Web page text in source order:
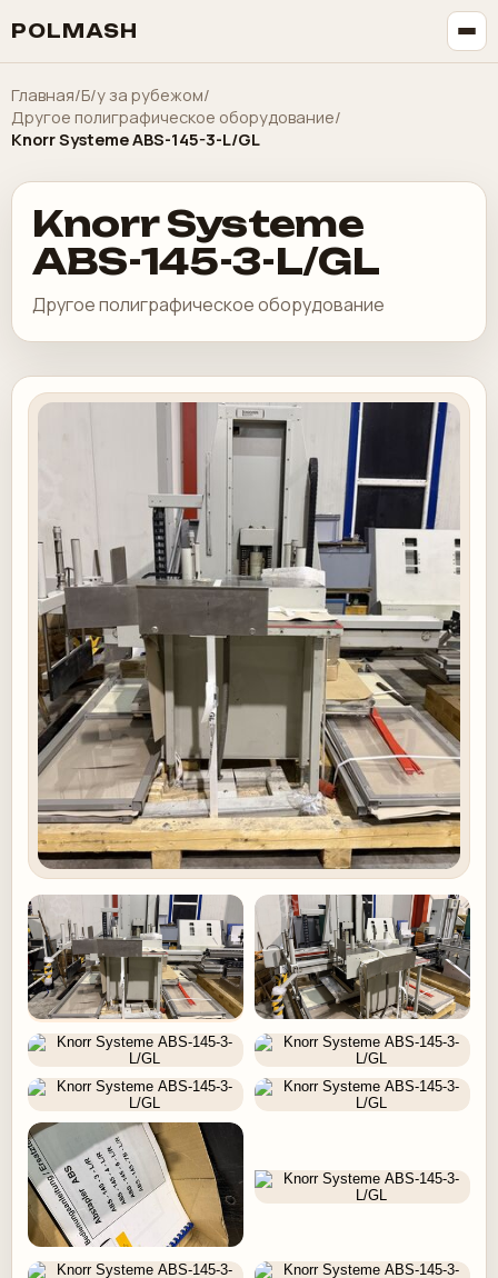
POLMASH
Главная/Б/у за рубежом/
Другое полиграфическое оборудование/
Knorr Systeme ABS-145-3-L/GL
Knorr Systeme
ABS-145-3-L/GL
Другое полиграфическое оборудование